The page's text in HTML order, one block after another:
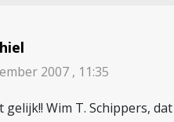
2007 , 11:35
gelijk!! Wim T. Schippers,